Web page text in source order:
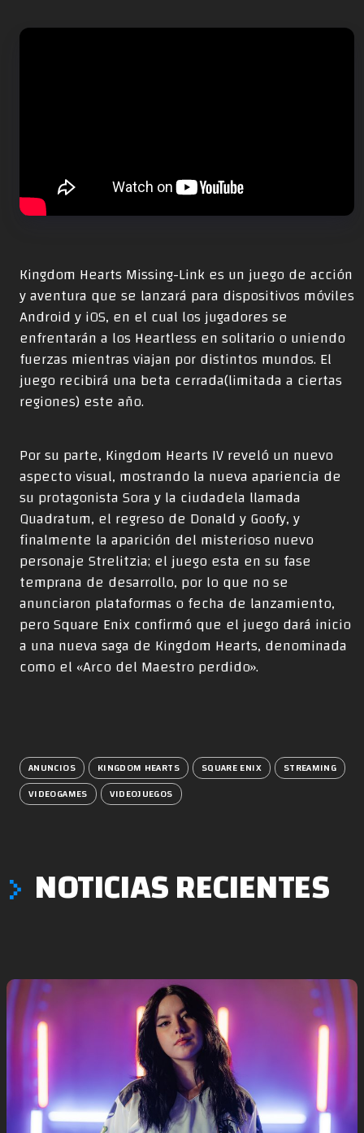
Kingdom Hearts Missing-Link es un juego de acción
y aventura que se lanzará para dispositivos móviles
Android y iOS, en el cual los jugadores se
enfrentarán a los Heartless en solitario o uniendo
fuerzas mientras viajan por distintos mundos. El
juego recibirá una beta cerrada(limitada a ciertas
regiones) este año.
Por su parte, Kingdom Hearts IV reveló un nuevo
aspecto visual, mostrando la nueva apariencia de
su protagonista Sora y la ciudadela llamada
Quadratum, el regreso de Donald y Goofy, y
finalmente la aparición del misterioso nuevo
personaje Strelitzia; el juego esta en su fase
temprana de desarrollo, por lo que no se
anunciaron plataformas o fecha de lanzamiento,
pero Square Enix confirmó que el juego dará inicio
a una nueva saga de Kingdom Hearts, denominada
como el «Arco del Maestro perdido».
ANUNCIOS KINGDOM HEARTS SQUARE ENIX
STREAMING
VIDEOGAMES
VIDEOJUEGOS
NOTICIAS RECIENTES